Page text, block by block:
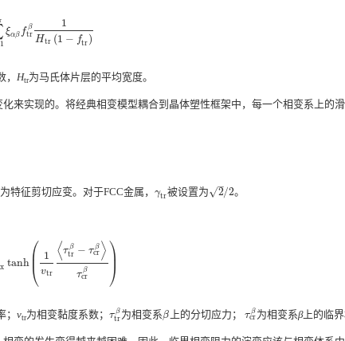
1
ξαβ fβ
tr
1
Htr (1 − ftr)
1Ntr ξαβftrβ1Htr(1−ftr
Htr为马氏体片层的平均宽度。
来实现的。将经典相变模型耦合到晶体塑性框架中，每一个相变系上的
为特征剪切应变。对于FCC金属， γtr
γtr被设置为 2
–
√ /2
2/2 。
x tanh ⎛
⎝
⎜ 1
vtr
⟨τ β
tr − τ β
cr⟩
τ β
cr
⎞
⎠⎟
x tanh(1 tr⟨τt rβ−τcrβ⟩τcrβ
；vtr为相变黏度系数；τ β
tr
τtrβ为相变系β
β 上的分切应力； τ β
cr
τcrβ
为相变系β上的临界